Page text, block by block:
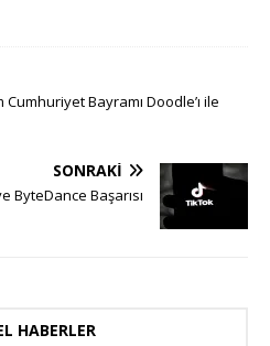
Cumhuriyet Bayramı Doodle’ı ile
SONRAKI
ByteDance Başarısı
HABERLER